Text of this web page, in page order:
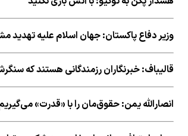
وزیر دفاع پاکستان: جهان اسلام علیه
قالیباف: خبرنگاران رزمندگانی هستند که
انصارالله یمن: حقوق‌مان را با «قدرت»